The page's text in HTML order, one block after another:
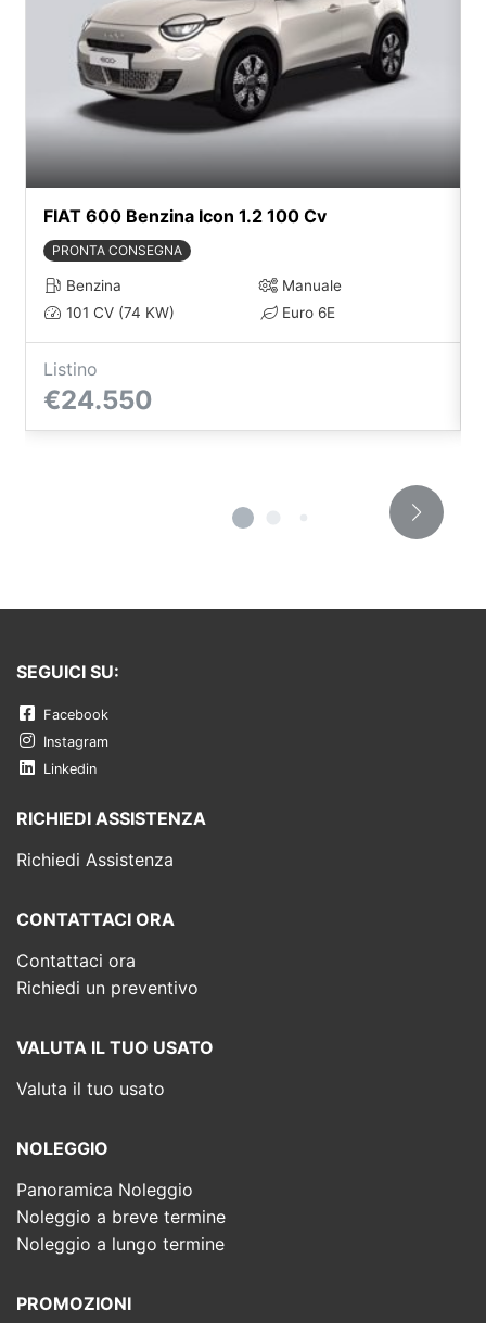
FIAT 600 Benzina Icon 1.2 100 Cv
PRONTA CONSEGNA
Benzina
Manuale
101 CV (74 KW)
Euro 6E
Listino
€24.550
SEGUICI SU:
Facebook
Instagram
Linkedin
RICHIEDI ASSISTENZA
Richiedi Assistenza
CONTATTACI ORA
Contattaci ora
Richiedi un preventivo
VALUTA IL TUO USATO
Valuta il tuo usato
NOLEGGIO
Panoramica Noleggio
Noleggio a breve termine
Noleggio a lungo termine
PROMOZIONI